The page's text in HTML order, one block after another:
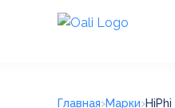
Главная Марки HiPhi